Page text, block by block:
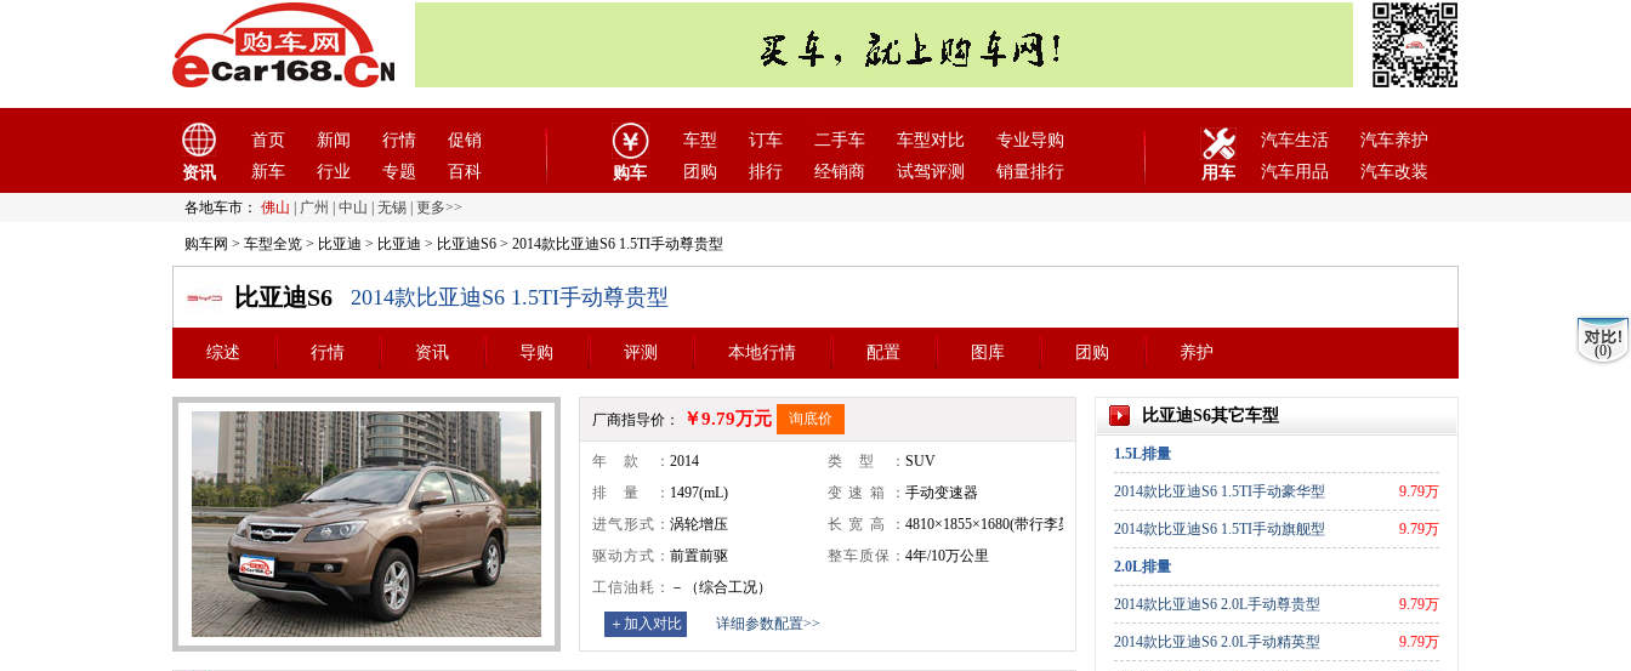
资讯
首页 新闻 行情
促销
新车
行业 专题 百科 购车
车型 订车 二手车 车型对比
专业导购
团购
排行 经销商 试驾评测 销量排行 用车
汽车生活
汽车养护
汽车用品
汽车改装
各地车市： 佛山 广州 中山 无锡 更多>>
购车网 > 车型全览 > 比亚迪 > 比亚迪 > 比亚迪S6 > 2014款比亚迪S6 1.5TI手动尊贵型
比亚迪S6 2014款比亚迪S6 1.5TI手动尊贵型
综述 行情 资讯 导购 评测 本地行情 配置 图库 团购 养护
厂商指导价： ￥9.79万元 询底价
年款： 2014 类型： SUV
排量： 1497(mL) 变速箱： 手动变速器
进气形式： 涡轮增压 长宽高： 4810×1855×1680(带行李架1725)
驱动方式： 前置前驱 整车质保： 4年/10万公里
工信油耗： －（综合工况）
＋加入对比 详细参数配置>>
比亚迪S6其它车型
1.5L排量
2014款比亚迪S6 1.5TI手动豪华型 9.79万
2014款比亚迪S6 1.5TI手动旗舰型 9.79万
2.0L排量
2014款比亚迪S6 2.0L手动尊贵型 9.79万
2014款比亚迪S6 2.0L手动精英型 9.79万
(0)